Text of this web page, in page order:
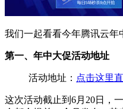
我们一起看看今年腾讯云年
第一、年中大促活动地址
活动地址： 点击这里
这次活动截止到6月20日，